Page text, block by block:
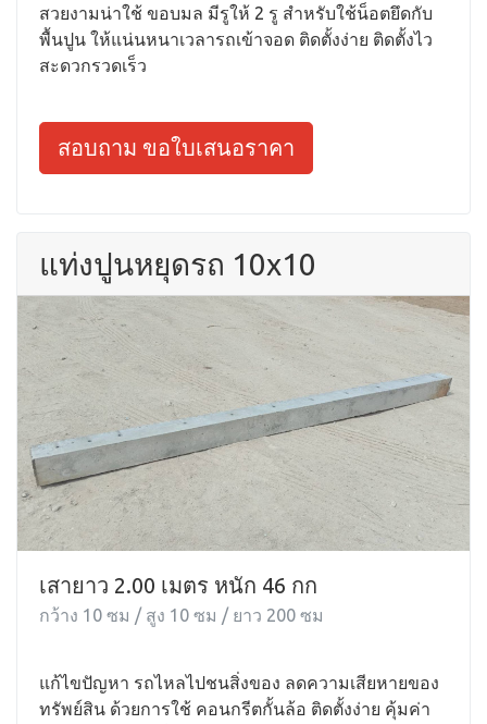
สวยงามน่าใช้ ขอบมล มีรูให้ 2 รู สำหรับใช้น็อตยึดกับ
พื้นปูน ให้แน่นหนาเวลารถเข้าจอด ติดตั้งง่าย ติดตั้งไว
สะดวกรวดเร็ว
สอบถาม ขอใบเสนอราคา
แท่งปูนหยุดรถ 10x10
เสายาว 2.00 เมตร หนัก 46 กก
กว้าง 10 ซม / สูง 10 ซม / ยาว 200 ซม
แก้ไขปัญหา รถไหลไปชนสิ่งของ ลดความเสียหายของ
ทรัพย์สิน ด้วยการใช้ คอนกรีตกั้นล้อ ติดตั้งง่าย คุ้มค่า